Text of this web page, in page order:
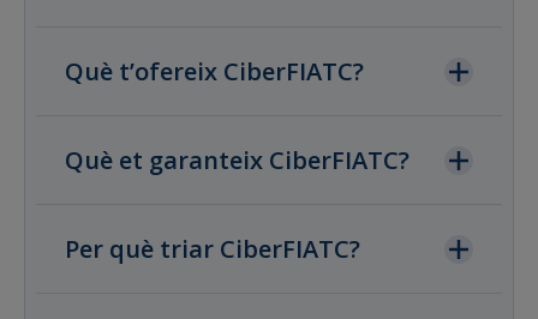
Què t’ofereix CiberFIATC?
Què et garanteix CiberFIATC?
Per què triar CiberFIATC?